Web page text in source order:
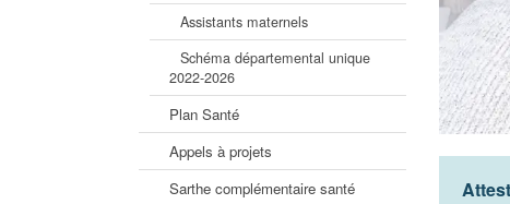
Assistants maternels
Schéma départemental unique
2022-2026
Plan Santé
Appels à projets
Sarthe complémentaire santé